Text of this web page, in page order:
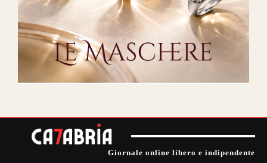
Giornale online libero e indipendente